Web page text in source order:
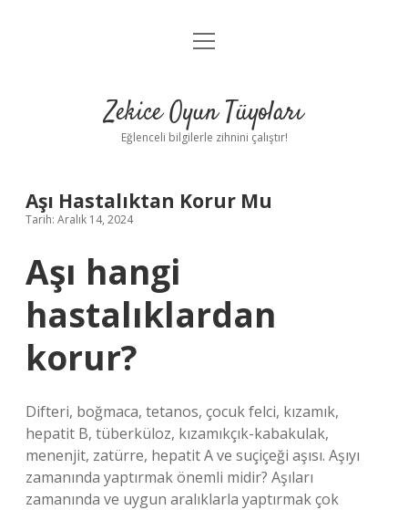
Anasayfa
Yasal Uyarı
menüyü
Zekice Oyun Tüyoları
Eğlenceli bilgilerle zihnini çalıştır!
Aşı Hastalıktan Korur Mu
Tarih: Aralık 14, 2024
Aşı hangi
hastalıklardan
korur?
Difteri, boğmaca, tetanos, çocuk felci, kızamık,
hepatit B, tüberküloz, kızamıkçık-kabakulak,
menenjit, zatürre, hepatit A ve suçiçeği aşısı. Aşıyı
zamanında yaptırmak önemli midir? Aşıları
zamanında ve uygun aralıklarla yaptırmak çok